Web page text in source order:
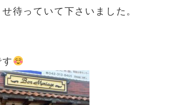
待っていて下さいました。